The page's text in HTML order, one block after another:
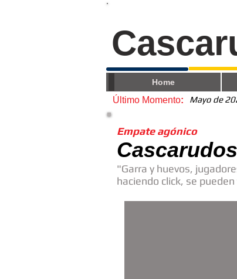
Home
Último Momento: Mayo de
Empate agónico
"Garra y huevos,
haciendo click, se